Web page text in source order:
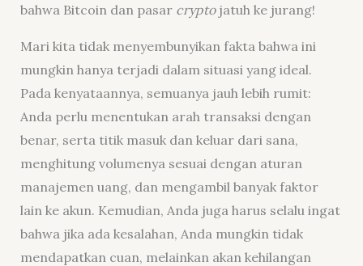
bahwa Bitcoin dan pasar cryptojatuh ke jurang!
Mari kita tidak menyembunyikan fakta bahwa ini
mungkin hanya terjadi dalam situasi yang ideal.
Pada kenyataannya, semuanya jauh lebih rumit:
Anda perlu menentukan arah transaksi dengan
benar, serta titik masuk dan keluar dari sana,
menghitung volumenya sesuai dengan aturan
manajemen uang, dan mengambil banyak faktor
lain ke akun. Kemudian, Anda juga harus selalu ingat
bahwa jika ada kesalahan, Anda mungkin tidak
mendapatkan cuan, melainkan akan kehilangan